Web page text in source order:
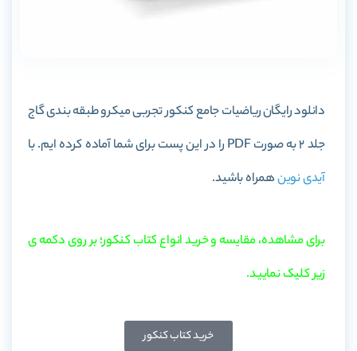
دانلود رایگانریاضیات جامع کنکور تجربی میکرو طبقه بندی گاج
جلد 2 به صورت PDF را در این پست برای شما آماده کرده ایم. با
آیدی نوینهمراه باشید.
برای مشاهده، مقایسه و خرید انواع کتاب کنکور؛ بر روی دکمه ی
زیر کلیک نمایید.
خرید کتاب کنکور